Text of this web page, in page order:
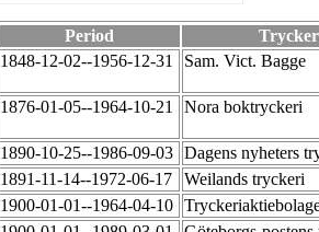
Period
1848-12-02--1956-12-31 Sam. Vict. Bagge
1876-01-05--1964-10-21 Nora boktryckeri
1890-10-25--1986-09-03 Dagens nyheters
1891-11-14--1972-06-17 Weilands tryckeri
1900-01-01--1964-04-10